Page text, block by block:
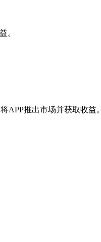
。
APP推出市场并获取收益。